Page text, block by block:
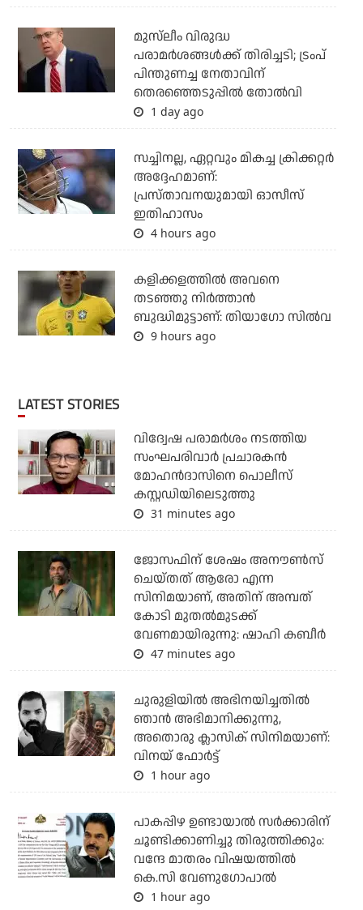
മുസ്‌ലീം വിരുദ്ധ
പരാമര്‍ശങ്ങള്‍ക്ക് തിരിച്ചടി; ട്രംപ്
പിന്തുണച്ച നേതാവിന്
തെരഞ്ഞെടുപ്പില്‍ തോല്‍വി
1 day ago
സച്ചിനല്ല, ഏറ്റവും മികച്ച ക്രിക്കറ്റര്‍
അദ്ദേഹമാണ്:
പ്രസ്താവനയുമായി ഓസീസ്
ഇതിഹാസം
4 hours ago
കളിക്കളത്തില്‍ അവനെ
തടഞ്ഞു നിര്‍ത്താന്‍
ബുദ്ധിമുട്ടാണ്: തിയാഗോ സില്‍വ
9 hours ago
LATEST STORIES
വിദ്വേഷ പരാമര്‍ശം നടത്തിയ
സംഘപരിവാര്‍ പ്രചാരകന്‍
മോഹന്‍ദാസിനെ പൊലീസ്
കസ്റ്റഡിയിലെടുത്തു
31 minutes ago
ജോസഫിന് ശേഷം അനൗണ്‍സ്
ചെയ്തത് ആരോ എന്ന
സിനിമയാണ്, അതിന് അമ്പത്
കോടി മുതല്‍മുടക്ക്
വേണമായിരുന്നു: ഷാഹി കബീര്‍
47 minutes ago
ചുരുളിയിൽ അഭിനയിച്ചതിൽ
ഞാൻ അഭിമാനിക്കുന്നു,
അതൊരു ക്ലാസിക് സിനിമയാണ്:
വിനയ് ഫോർട്ട്
1 hour ago
പാകപ്പിഴ ഉണ്ടായാല്‍ സര്‍ക്കാരിന്
ചൂണ്ടിക്കാണിച്ചു തിരുത്തിക്കും:
വന്ദേ മാതരം വിഷയത്തില്‍
കെ.സി വേണുഗോപാല്‍
1 hour ago